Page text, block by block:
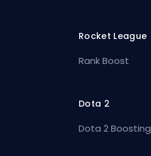
Rocket League
Rank Boost
Dota 2
Dota 2 Boosting